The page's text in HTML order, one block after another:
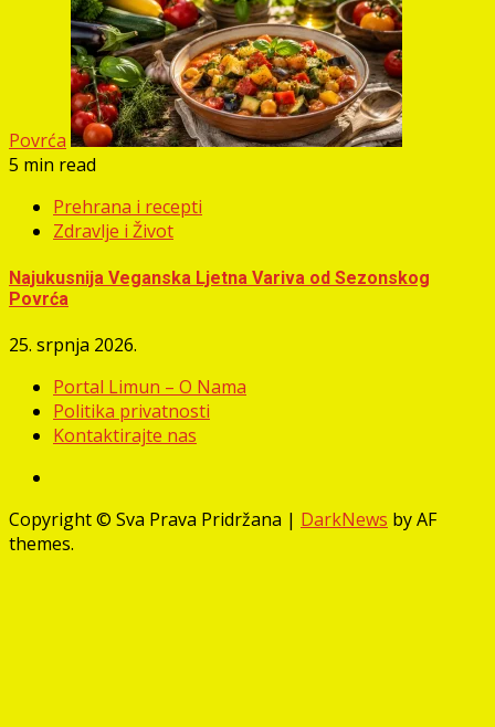
Povrća
5 min read
Prehrana i recepti
Zdravlje i Život
Najukusnija Veganska Ljetna Variva od Sezonskog
Povrća
25. srpnja 2026.
Portal Limun – O Nama
Politika privatnosti
Kontaktirajte nas
Copyright © Sva Prava Pridržana | DarkNews by AF
themes.